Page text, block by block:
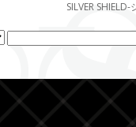
SILVER